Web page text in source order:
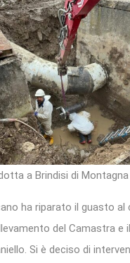
a Brindisi di Montagna
ha riparato il guasto al
del Camastra e
Si è deciso di